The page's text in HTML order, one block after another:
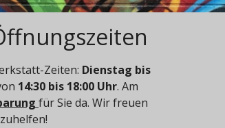
Zeiten: Dienstag bis
14:30 bis 18:00 Uhr. Am
für Sie da. Wir freuen